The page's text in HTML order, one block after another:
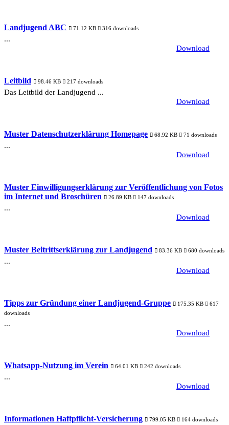
Landjugend ABC 71.12 KB 316 downloads
...
Download
Leitbild 98.46 KB 217 downloads
Das Leitbild der Landjugend ...
Download
Muster Datenschutzerklärung Homepage 68.92 KB 71 downloads
...
Download
Muster Einwilligungserklärung zur Veröffentlichung von Fotos
im Internet und Broschüren
26.89 KB 147 downloads
...
Download
Muster Beitrittserklärung zur Landjugend 83.36 KB 680 downloads
...
Download
Tipps zur Gründung einer Landjugend-Gruppe 175.35 KB
617
downloads
...
Download
Whatsapp-Nutzung im Verein 64.01 KB 242 downloads
...
Download
Informationen Haftpflicht-Versicherung 799.05 KB 164 downloads